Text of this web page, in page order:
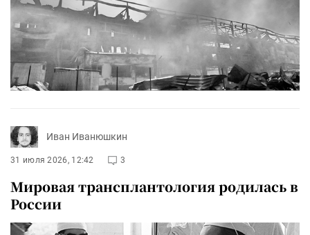
Иван Иванюшкин
31 июля 2026, 12:42 3
Мировая трансплантология родилась в
России